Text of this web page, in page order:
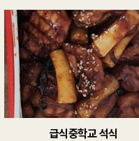
급식중학교 석식